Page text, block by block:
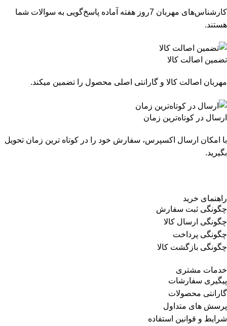
کارشناس‌های مهربان 7روز هفته آماده پاسخ‌گویی به سوالات شما
هستند.
تضمین اصالت کالا
مهربان اصالت کالا و گارانتی اصلی محصول را تضمین میکند.
ارسال در کوتاه‌ترین زمان
با امکان ارسال اکسپرس، سفارش خود را در کوتاه ترین زمان تحویل
بگیرید.
راهنمای خرید
چگونگی ثبت سفارش
چگونگی ارسال کالا
چگونگی پرداخت
چگونگی بازگشت کالا
خدمات مشتری
پیگیری سفارشات
گارانتی محصولات
پرسش های متداول
شرایط و قوانین استفاده